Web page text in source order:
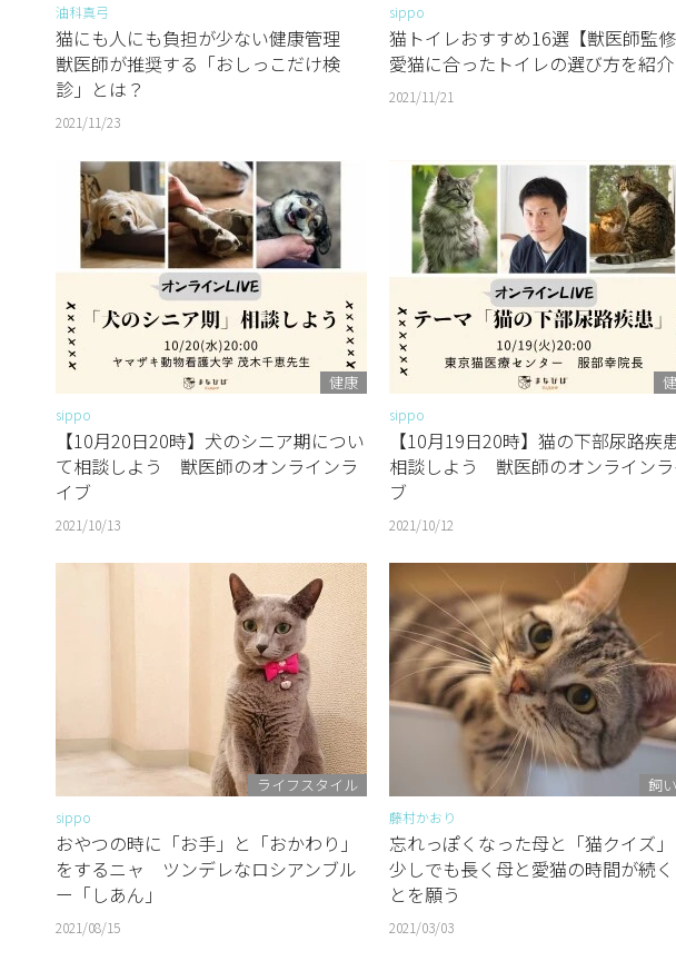
油科真弓
猫にも人にも負担が少ない健康管理
獣医師が推奨する「おしっこだけ検
診」とは？
2021/11/23
sippo
猫トイレおすすめ16選【獣医師監修
愛猫に合ったトイレの選び方を紹介
2021/11/21
健康
sippo
【10月20日20時】犬のシニア期につい
て相談しよう 獣医師のオンラインラ
イブ
2021/10/13
sippo
【10月19日20時】猫の下部尿路疾
相談しよう 獣医師のオンラインラ
ブ
2021/10/12
ライフスタイル
sippo
おやつの時に「お手」と「おかわり」
をするニャ ツンデレなロシアンブル
ー「しあん」
2021/08/15
飼
藤村かおり
忘れっぽくなった母と「猫クイズ
少しでも長く母と愛猫の時間が続
とを願う
2021/03/03